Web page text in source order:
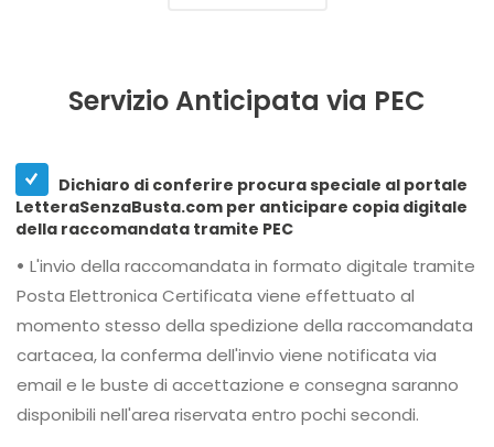
Servizio Anticipata via PEC
Dichiaro di conferire procura speciale al portale
LetteraSenzaBusta.com per anticipare copia digitale
della raccomandata tramite PEC
• L'invio della raccomandata in formato digitale tramite
Posta Elettronica Certificata viene effettuato al
momento stesso della spedizione della raccomandata
cartacea, la conferma dell'invio viene notificata via
email e le buste di accettazione e consegna saranno
disponibili nell'area riservata entro pochi secondi.